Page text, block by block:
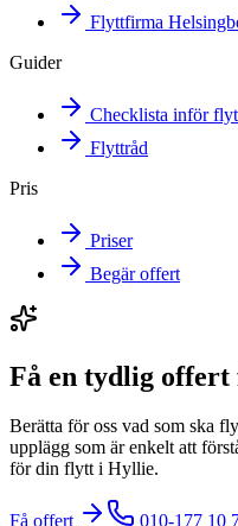
Flyttfirma
Guider
Checklista inför
Flyttråd
Pris
Priser
Begär offert
Få en tydlig
Berätta för oss vad som ska
upplägg som är enkelt att
för din flytt i Hyllie.
Få offert
010-177 10